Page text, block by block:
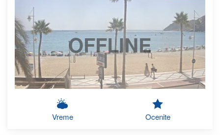
OFFLINE
Vreme Ocenite